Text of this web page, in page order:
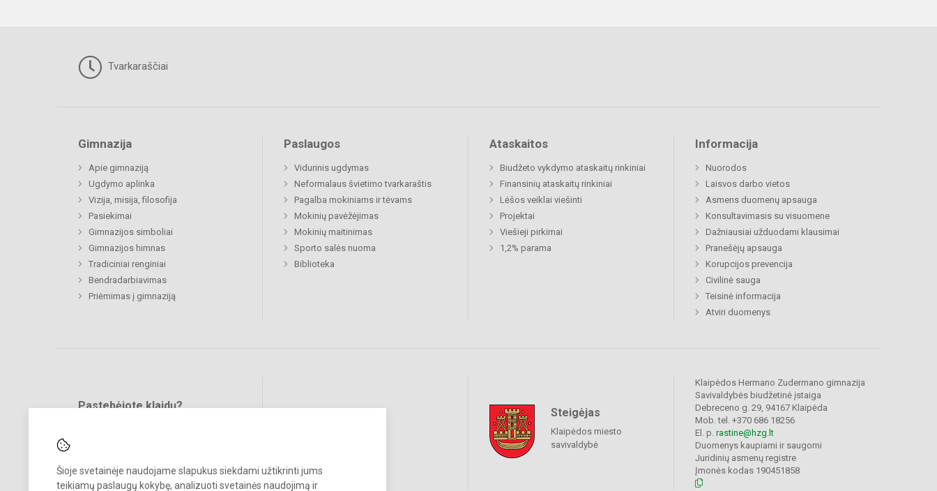
Šioje svetainėje naudojame slapukus siekdami užtikrinti jums
teikiamų paslaugų kokybę, analizuoti svetainės naudojimą ir
Tvarkaraščiai
Gimnazija
Apie gimnaziją
Ugdymo aplinka
Vizija, misija, filosofija
Pasiekimai
Gimnazijos simboliai
Gimnazijos himnas
Tradiciniai renginiai
Bendradarbiavimas
Priėmimas į gimnaziją
Paslaugos
Vidurinis ugdymas
Neformalaus švietimo tvarkaraštis
Pagalba mokiniams ir tėvams
Mokinių pavėžėjimas
Mokinių maitinimas
Sporto salės nuoma
Biblioteka
Ataskaitos
Biudžeto vykdymo ataskaitų rinkiniai
Finansinių ataskaitų rinkiniai
Lėšos veiklai viešinti
Projektai
Viešieji pirkimai
1,2% parama
Informacija
Nuorodos
Laisvos darbo vietos
Asmens duomenų apsauga
Konsultavimasis su visuomene
Dažniausiai užduodami klausimai
Pranešėjų apsauga
Korupcijos prevencija
Civilinė sauga
Teisinė informacija
Atviri duomenys
Pastebėjote klaidų?
Steigėjas
Klaipėdos miesto
savivaldybė
Klaipėdos Hermano Zudermano gimnazija
Savivaldybės biudžetinė įstaiga
Debreceno g. 29, 94167 Klaipėda
Mob. tel. +370 686 18256
El. p. rastine@hzg.lt
Duomenys kaupiami ir saugomi
Juridinių asmenų registre
Įmonės kodas 190451858